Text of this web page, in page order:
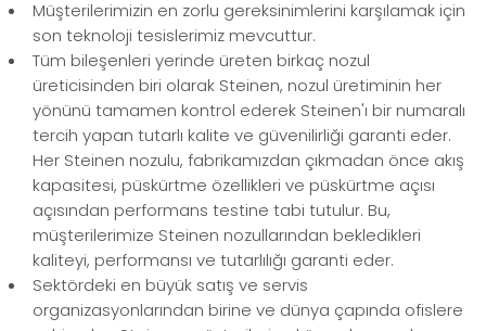
Müşterilerimizin en zorlu gereksinimlerini karşılamak için
son teknoloji tesislerimiz mevcuttur.
Tüm bileşenleri yerinde üreten birkaç nozul
üreticisinden biri olarak Steinen, nozul üretiminin her
yönünü tamamen kontrol ederek Steinen'ı bir numaralı
tercih yapan tutarlı kalite ve güvenilirliği garanti eder.
Her Steinen nozulu, fabrikamızdan çıkmadan önce akış
kapasitesi, püskürtme özellikleri ve püskürtme açısı
açısından performans testine tabi tutulur. Bu,
müşterilerimize Steinen nozullarından bekledikleri
kaliteyi, performansı ve tutarlılığı garanti eder.
Sektördeki en büyük satış ve servis
organizasyonlarından birine ve dünya çapında ofislere